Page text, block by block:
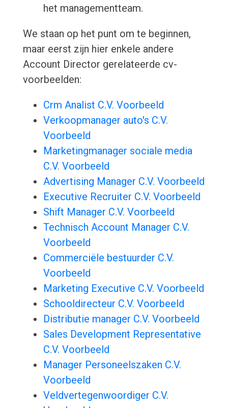
het managementteam.
We staan op het punt om te beginnen,
maar eerst zijn hier enkele andere
Account Director gerelateerde cv-
voorbeelden:
Crm Analist C.V. Voorbeeld
Verkoopmanager auto's C.V.
Voorbeeld
Marketingmanager sociale media
C.V. Voorbeeld
Advertising Manager C.V. Voorbeeld
Executive Recruiter C.V. Voorbeeld
Shift Manager C.V. Voorbeeld
Technisch Account Manager C.V.
Voorbeeld
Commerciële bestuurder C.V.
Voorbeeld
Marketing Executive C.V. Voorbeeld
Schooldirecteur C.V. Voorbeeld
Distributie manager C.V. Voorbeeld
Sales Development Representative
C.V. Voorbeeld
Manager Personeelszaken C.V.
Voorbeeld
Veldvertegenwoordiger C.V.